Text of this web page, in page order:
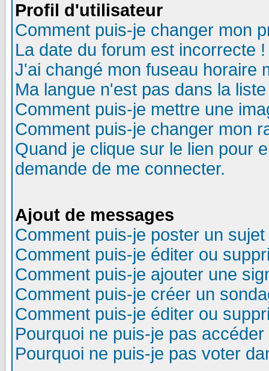
Profil d'utilisateur
Comment puis-je changer mon
La date du forum est incorrecte !
J'ai changé mon fuseau horaire
Ma langue n'est pas dans la
Comment puis-je mettre une
Comment puis-je changer mon
Quand je clique sur le lien pour
demande de me connecter.
Ajout de messages
Comment puis-je poster un
Comment puis-je éditer ou
Comment puis-je ajouter une
Comment puis-je créer un
Comment puis-je éditer ou
Pourquoi ne puis-je pas
Pourquoi ne puis-je pas voter